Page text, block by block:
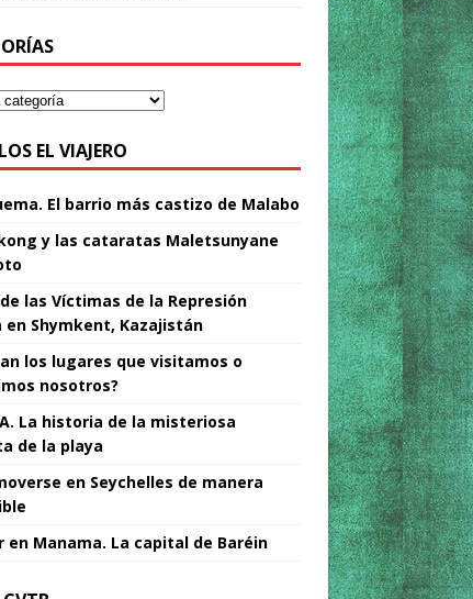
EL VIAJERO
El barrio más castizo de Malabo
y las cataratas Maletsunyane
las Víctimas de la Represión
en Shymkent, Kazajistán
los lugares que visitamos o
nosotros?
La historia de la misteriosa
de la playa
en Seychelles de manera
en Manama. La capital de Baréin